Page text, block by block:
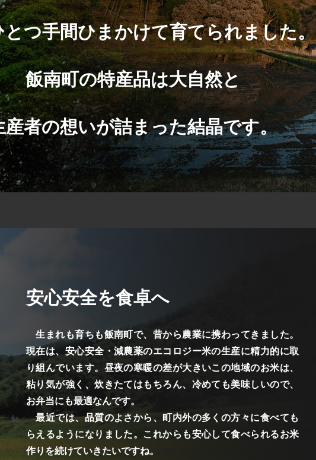
とつ手間ひまかけて育てられました。
飯南町の特産品は大自然と
産者の想いが詰まった結晶です。
安心安全を食卓へ
生まれも育ちも飯南町で、昔から農業に携わってきました。
現在は、安心安全・減農薬のエコロジー米の生産に精力的に取
り組んでいます。昼夜の寒暖の差が大きいこの地域のお米は、
粘り気が強く、炊きたてはもちろん、冷めても美味しいので、
お弁当にも最適なんです。
最近では、品質のよさから、町内外の多くの方々に食べても
らえるようになりました。これからも安心して食べられるお米
作りを続けていきたいですね。